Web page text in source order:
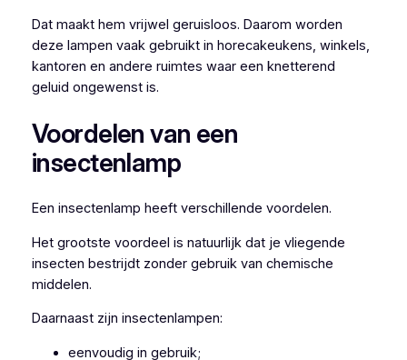
Dat maakt hem vrijwel geruisloos. Daarom worden
deze lampen vaak gebruikt in horecakeukens, winkels,
kantoren en andere ruimtes waar een knetterend
geluid ongewenst is.
Voordelen van een
insectenlamp
Een insectenlamp heeft verschillende voordelen.
Het grootste voordeel is natuurlijk dat je vliegende
insecten bestrijdt zonder gebruik van chemische
middelen.
Daarnaast zijn insectenlampen:
eenvoudig in gebruik;